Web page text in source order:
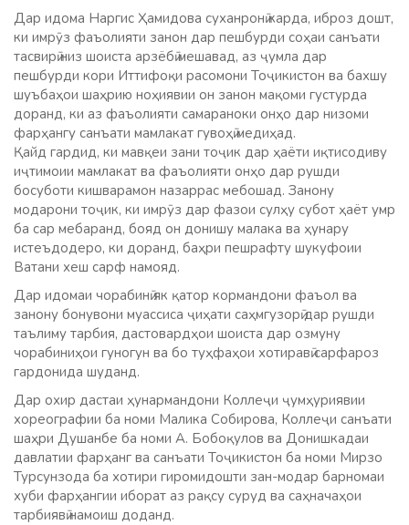
Дар идома Наргис Ҳамидова суханронӣ карда, иброз дошт,
ки имрӯз фаъолияти занон дар пешбурди соҳаи санъати
тасвирӣ низ шоиста арзёбӣ мешавад, аз ҷумла дар
пешбурди кори Иттифоқи расомони Тоҷикистон ва бахшу
шуъбаҳои шаҳрию ноҳиявии он занон мақоми густурда
доранд, ки аз фаъолияти самараноки онҳо дар низоми
фарҳангу санъати мамлакат гувоҳӣ медиҳад.
Қайд гардид, ки мавқеи зани тоҷик дар ҳаёти иқтисодиву
иҷтимоии мамлакат ва фаъолияти онҳо дар рушди
босуботи кишварамон назаррас мебошад. Занону
модарони тоҷик, ки имрӯз дар фазои сулҳу субот ҳаёт умр
ба сар мебаранд, бояд он донишу малака ва ҳунару
истеъдодеро, ки доранд, баҳри пешрафту шукуфоии
Ватани хеш сарф намояд.
Дар идомаи чорабинӣ як қатор кормандони фаъол ва
занону бонувони муассиса ҷиҳати саҳмгузорӣ дар рушди
таълиму тарбия, дастовардҳои шоиста дар озмуну
чорабиниҳои гуногун ва бо туҳфаҳои хотиравӣ сарфароз
гардонида шуданд.
Дар охир дастаи ҳунармандони Коллеҷи ҷумҳуриявии
хореографии ба номи Малика Собирова, Коллеҷи санъати
шаҳри Душанбе ба номи А. Бобоқулов ва Донишкадаи
давлатии фарҳанг ва санъати Тоҷикистон ба номи Мирзо
Турсунзода ба хотири гиромидошти зан-модар барномаи
хуби фарҳангии иборат аз рақсу суруд ва саҳначаҳои
тарбиявӣ намоиш доданд.